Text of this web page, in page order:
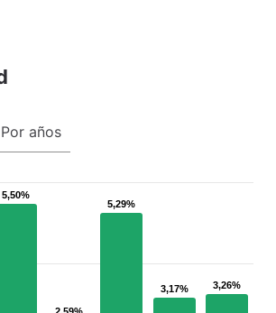
Por años
5,50%
5,50%
5,29%
5,29%
3,17%
3,17% 3,26%
3,26%